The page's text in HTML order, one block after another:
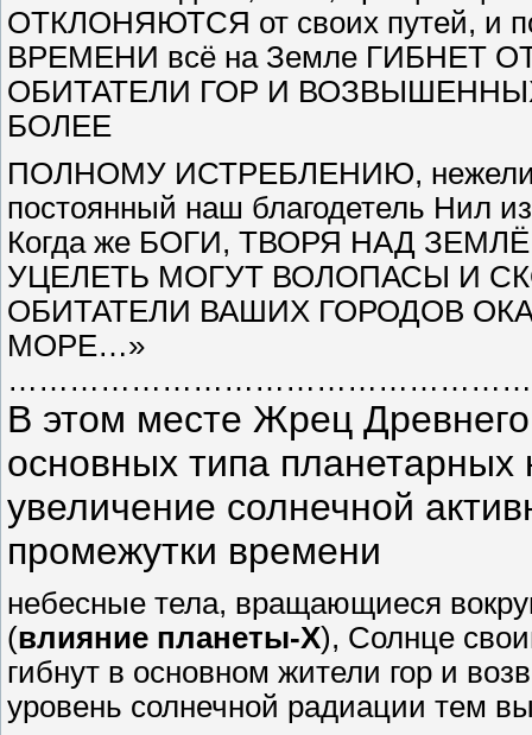
ОТКЛОНЯЮТСЯ от своих путей,
ВРЕМЕНИ всё на Земле ГИБНЕТ
ОБИТАТЕЛИ ГОР И
БОЛЕЕ
ПОЛНОМУ ИСТРЕБЛЕНИЮ, нежели
постоянный наш благодетель Нил
Когда же БОГИ, ТВОРЯ НАД
УЦЕЛЕТЬ МОГУТ ВОЛОПАСЫ И
ОБИТАТЕЛИ ВАШИХ ГОРОДОВ
МОРЕ…»
В этом месте Жрец
основных типа
увеличение солнечной
промежутки времени
небесные тела, вращающиеся
(влияние планеты-Х), Солнце
гибнут в основном жители гор и
уровень солнечной радиации тем